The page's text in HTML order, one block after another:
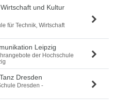
und Kultur
für Technik, Wirtschaft
Leipzig
der Hochschule
Dresden
Dresden -